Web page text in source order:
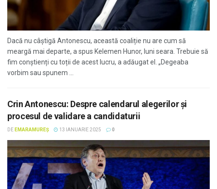
Dacă nu câștigă Antonescu, această coaliție nu are cum să
meargă mai departe, a spus Kelemen Hunor, luni seara. Trebuie să
fim conștienți cu toții de acest lucru, a adăugat el. „Degeaba
vorbim sau spunem ...
Crin Antonescu: Despre calendarul alegerilor și
procesul de validare a candidaturii
DE EMARAMUREȘ 13 IANUARIE 2025 0